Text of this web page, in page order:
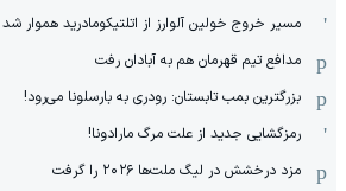
مسیر خروج خولین آلوارز از اتلتیکومادرید هموار شد
مدافع تیم قهرمان هم به آبادان رفت
بزرگترین بمب تابستان: رودری به بارسلونا می‌رود!
رمزگشایی جدید از علت مرگ مارادونا!
مزد درخشش در لیگ ملت‌ها ٢٠٢۶ را گرفت